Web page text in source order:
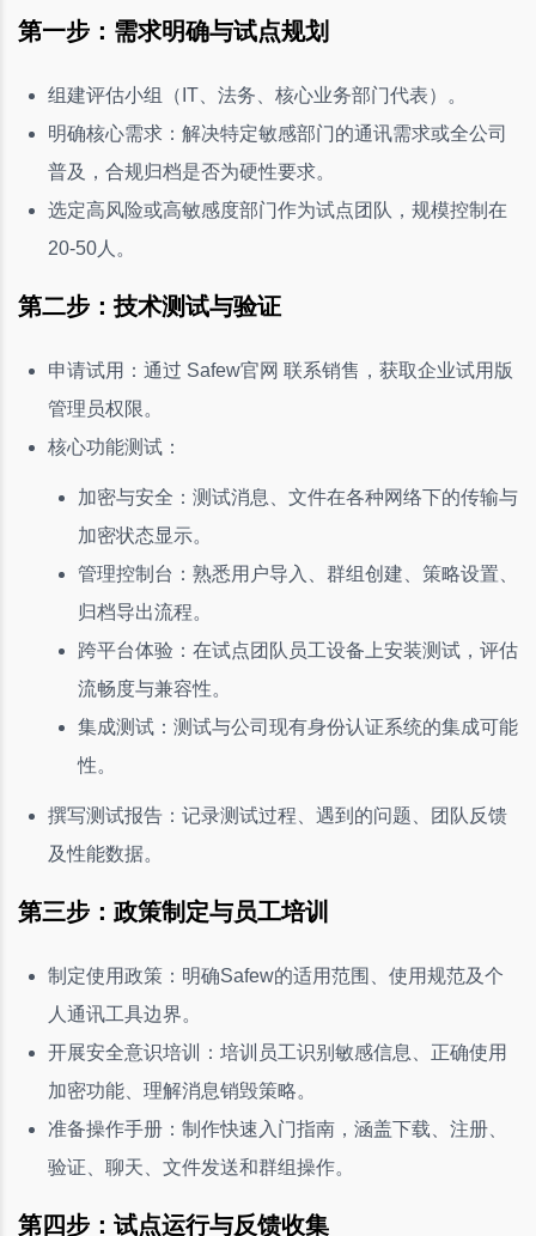
第一步：需求明确与试点规划
组建评估小组（IT、法务、核心业务部门代表）。
明确核心需求：解决特定敏感部门的通讯需求或全公司
普及，合规归档是否为硬性要求。
选定高风险或高敏感度部门作为试点团队，规模控制在
20-50人。
第二步：技术测试与验证
申请试用：通过 Safew官网 联系销售，获取企业试用版
管理员权限。
核心功能测试：
加密与安全：测试消息、文件在各种网络下的传输与
加密状态显示。
管理控制台：熟悉用户导入、群组创建、策略设置、
归档导出流程。
跨平台体验：在试点团队员工设备上安装测试，评估
流畅度与兼容性。
集成测试：测试与公司现有身份认证系统的集成可能
性。
撰写测试报告：记录测试过程、遇到的问题、团队反馈
及性能数据。
第三步：政策制定与员工培训
制定使用政策：明确Safew的适用范围、使用规范及个
人通讯工具边界。
开展安全意识培训：培训员工识别敏感信息、正确使用
加密功能、理解消息销毁策略。
准备操作手册：制作快速入门指南，涵盖下载、注册、
验证、聊天、文件发送和群组操作。
第四步：试点运行与反馈收集